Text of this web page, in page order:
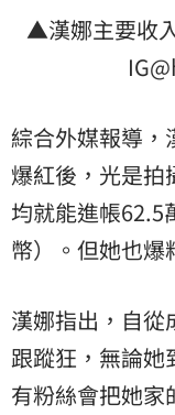
▲漢娜主要收
綜合外媒報導，
爆紅後，光是拍
均就能進帳62.5
幣）。但她也爆
漢娜指出，自從
跟蹤狂，無論她
有粉絲會把她家